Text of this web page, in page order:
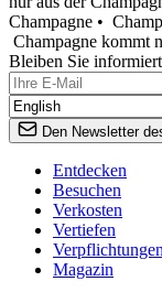
Champagne •
Champagne kommt
Bleiben Sie
Den Newsletter
Entdecken
Besuchen
Verkosten
Vertiefen
Verpflichtungen
Magazin